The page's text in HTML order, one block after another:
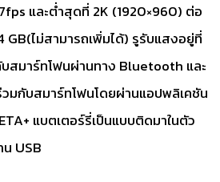
และต่ำสุดที่ 2K (1920×960) ต่อ
GB(ไม่สามารถเพิ่มได้) รูรับแสงอยู่ที่
สมาร์ทโฟนผ่านทาง Bluetooth และ
วมกับสมาร์ทโฟนโดยผ่านแอปพลิเคชัน
แบตเตอร์รี่เป็นแบบติดมาในตัว
USB